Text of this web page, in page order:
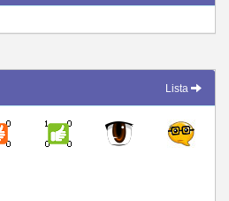
Lista